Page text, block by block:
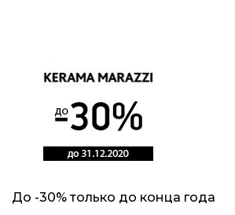
До -30% только до конца года